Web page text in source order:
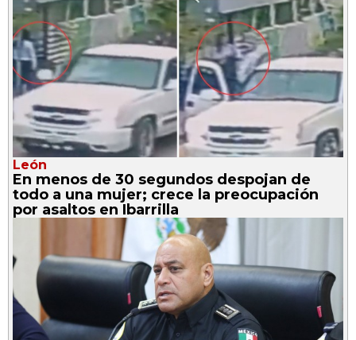
León
En menos de 30 segundos despojan de
todo a una mujer; crece la preocupación
por asaltos en Ibarrilla